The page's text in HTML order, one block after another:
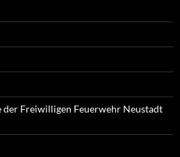
der Freiwilligen Feuerwehr Neustadt